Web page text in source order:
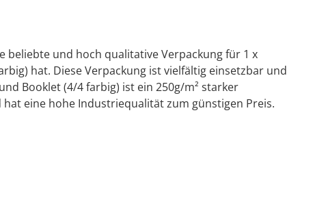
beliebte und hoch qualitative Verpackung für 1 x
hat. Diese Verpackung ist vielfältig einsetzbar und
Booklet (4/4 farbig) ist ein 250g/m² starker
eine hohe Industriequalität zum günstigen Preis.